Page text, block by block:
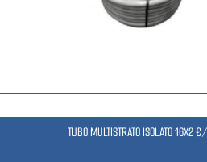
TUBO MULTISTRATO ISOLATO 16X2